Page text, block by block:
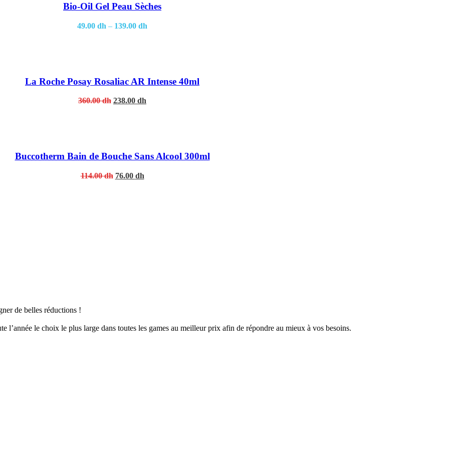
Bio-Oil Gel Peau Sèches
49.00 dh – 139.00 dh
La Roche Posay Rosaliac AR Intense 40ml
360.00dh Original
238.00 dh
Buccotherm Bain de Bouche Sans Alcool 300ml
114.00dh Original
76.00 dhCurrent
de belles réductions !
l’année le choix le plus large dans toutes les games au meilleur prix afin de répondre au mieux à vos besoins.